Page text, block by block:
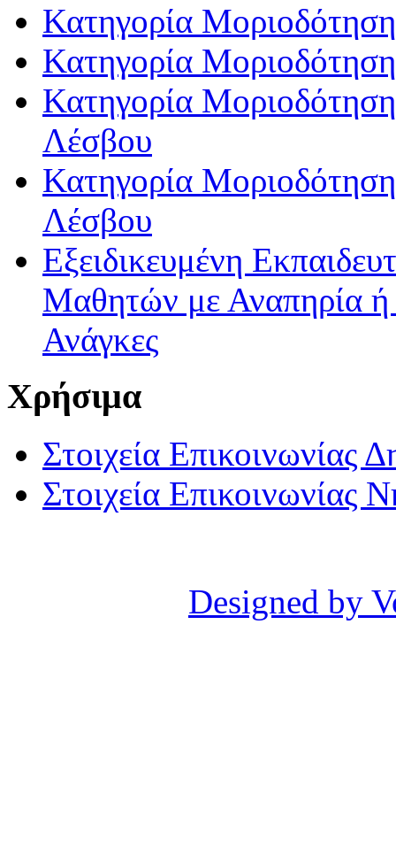
Κατηγορία
Κατηγορία
Κατηγορία
Λέσβου
Κατηγορία
Λέσβου
Εξειδικευμένη
Μαθητών με Αναπηρία ή /
Ανάγκες
Χρήσιμα
Στοιχεία Επικοινωνίας
Στοιχεία Επικοινωνίας
Designed by